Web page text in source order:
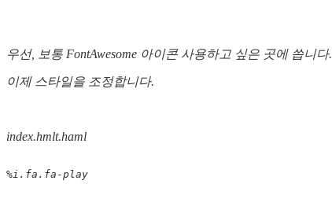
우선, 보통 FontAwesome 아이콘 사용하고 싶은 곳에 씁니다.
이제 스타일을 조정합니다.
index.hmlt.haml
%i .fa.fa-play